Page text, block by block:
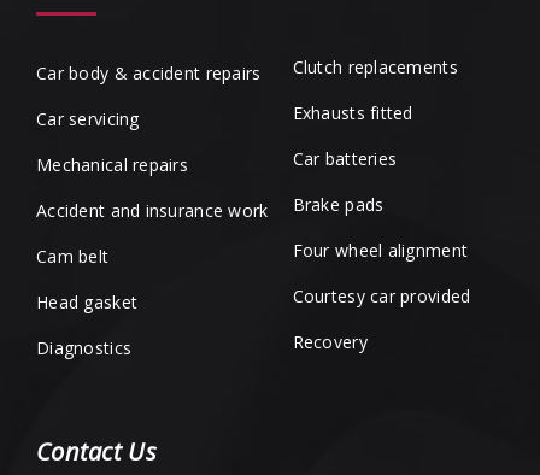
Car body & accident repairs
Car servicing
Mechanical repairs
Accident and insurance work
Cam belt
Head gasket
Diagnostics
Clutch replacements
Exhausts fitted
Car batteries
Brake pads
Four wheel alignment
Courtesy car provided
Recovery
Contact Us